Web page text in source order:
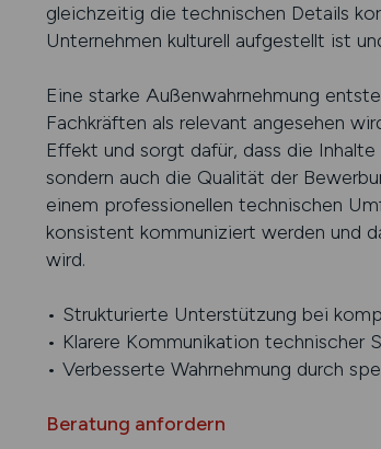
gleichzeitig die technischen Details
Unternehmen kulturell aufgestellt ist
Eine starke Außenwahrnehmung
Fachkräften als relevant angesehen
Effekt und sorgt dafür, dass die
sondern auch die Qualität der
einem professionellen technischen
konsistent kommuniziert werden und
wird.
• Strukturierte Unterstützung bei
• Klarere Kommunikation technischer
• Verbesserte Wahrnehmung durch
Beratung anfordern